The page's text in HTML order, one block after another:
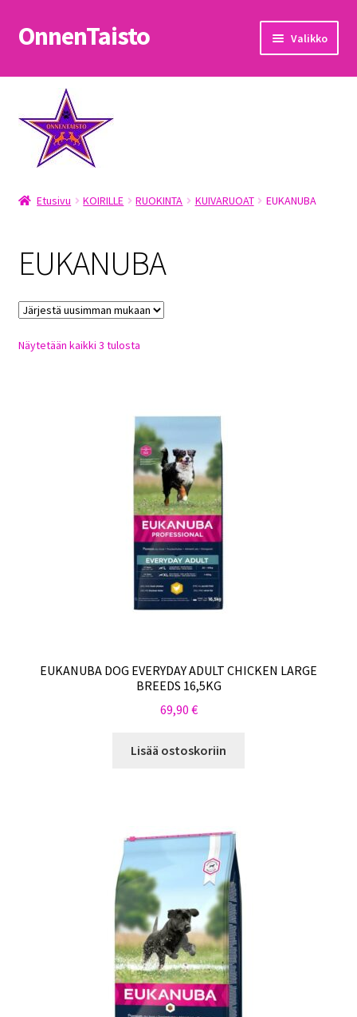
Siirry
navigointiin
Siirry
sisältöön
OnnenTaisto Valikko
Etusivu
Kassa
Oma tili
OnnenTaisto
Etusivu KOIRILLE RUOKINTA KUIVARUOAT EUKANUBA
EUKANUBA
Näytetään kaikki 3 tulostaSorted
EUKANUBA DOG EVERYDAY ADULT CHICKEN LARGE
BREEDS 16,5KG
69,90 €
Lisää ostoskoriin